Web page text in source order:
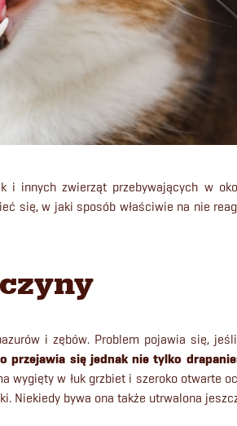
i innych zwierząt przebywających w
się, w jaki sposób właściwie na nie
i zębów. Problem pojawia się,
przejawia się jednak nie tylko
wygięty w łuk grzbiet i szeroko otwarte
Niekiedy bywa ona także utrwalona